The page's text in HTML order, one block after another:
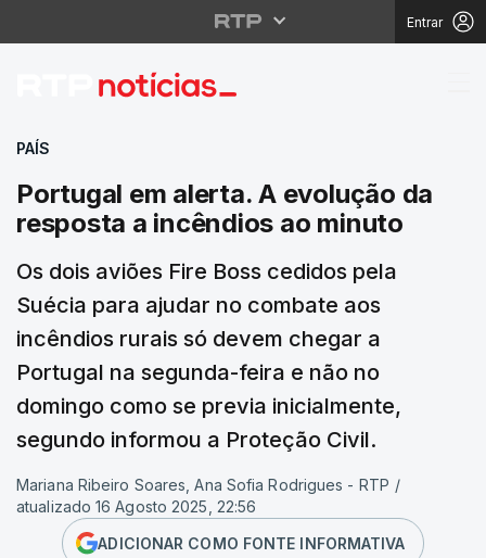
Entrar
Portugal em alerta. A
PAÍS
Portugal em alerta. A evolução da
resposta a incêndios ao minuto
Os dois aviões Fire Boss cedidos pela
Suécia para ajudar no combate aos
incêndios rurais só devem chegar a
Portugal na segunda-feira e não no
domingo como se previa inicialmente,
segundo informou a Proteção Civil.
Mariana Ribeiro Soares, Ana Sofia Rodrigues - RTP /
atualizado 16 Agosto 2025, 22:56
ADICIONAR COMO FONTE INFORMATIVA